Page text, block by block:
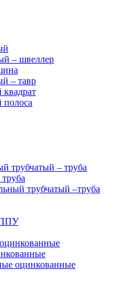
– швеллер
– тавр
трубчатый – труба
трубчатый –труба
ППУ
оцинкованные